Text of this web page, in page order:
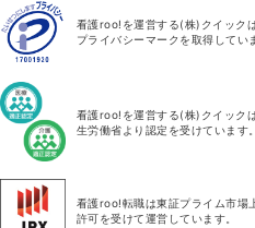
看護roo!を運営する(株)クイック
プライバシーマークを取得してい
看護roo!を運営する(株)クイック
生労働省より認定を受けています。
看護roo!転職は東証プライム市場
許可を受けて運営しています。